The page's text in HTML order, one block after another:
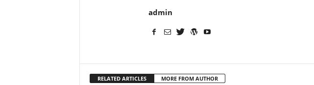
admin
RELATED ARTICLES MORE FROM AUTHOR